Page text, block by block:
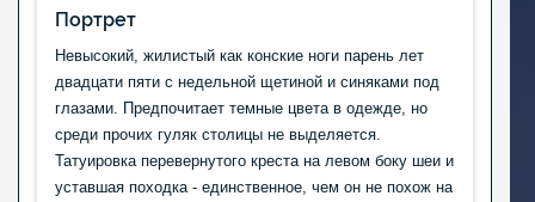
Портрет
Невысокий, жилистый как конские ноги парень лет
двадцати пяти с недельной щетиной и синяками под
глазами. Предпочитает темные цвета в одежде, но
среди прочих гуляк столицы не выделяется.
Татуировка перевернутого креста на левом боку шеи и
уставшая походка - единственное, чем он не похож на